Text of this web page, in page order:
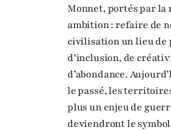
Monnet, portés par la
ambition : refaire de
civilisation un lieu de
d’inclusion, de
d’abondance.
le passé, les
plus un enjeu de
deviendront le